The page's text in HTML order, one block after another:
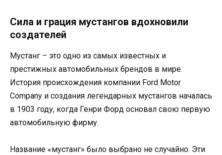
Сила и грация мустангов вдохновили
создателей
Мустанг – это одно из самых известных и
престижных автомобильных брендов в мире.
История происхождения компании Ford Motor
Company и создания легендарных мустангов началась
в 1903 году, когда Генри Форд основал свою первую
автомобильную фирму.
Название «мустанг» было выбрано не случайно. Эти